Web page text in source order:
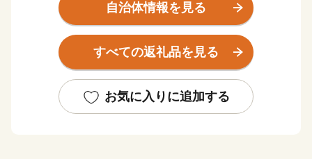
栗やさつまいもをはじめとする風味豊かな農産物、霞
ヶ浦で捕れたわかさぎやしらうおなどの水産物、そして
それらを使った加工品など、かすみがうら市には、おい
また、霞ヶ浦の湖上で真っ白な帆を張る雄大な帆引き
船、気持ちの良い風を受けながら湖沿いを走るサイクリ
自治体情報を見る
すべての返礼品を見る
お気に入りに追加する